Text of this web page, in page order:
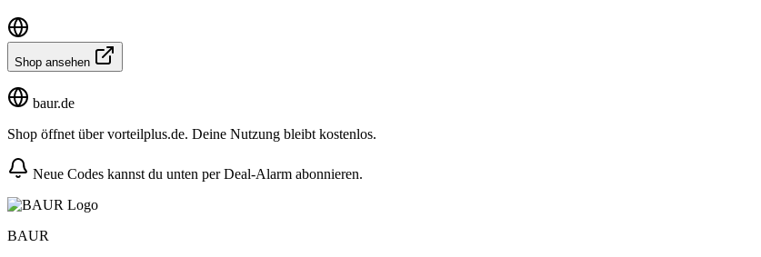
Shop ansehen
baur.de
Shop öffnet über vorteilplus.de. Deine Nutzung bleibt kostenlos.
Neue Codes kannst du unten per Deal-Alarm abonnieren.
BAUR